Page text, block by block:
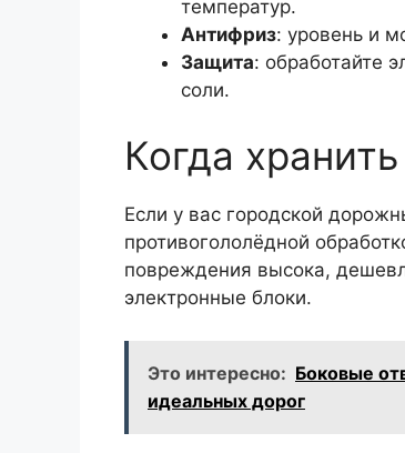
температур.
Антифриз: уровень и
Защита: обработайте
соли.
Когда
Если у вас городской
противогололёдной
повреждения высока,
электронные блоки.
Это интересно: Боковые
идеальных дорог